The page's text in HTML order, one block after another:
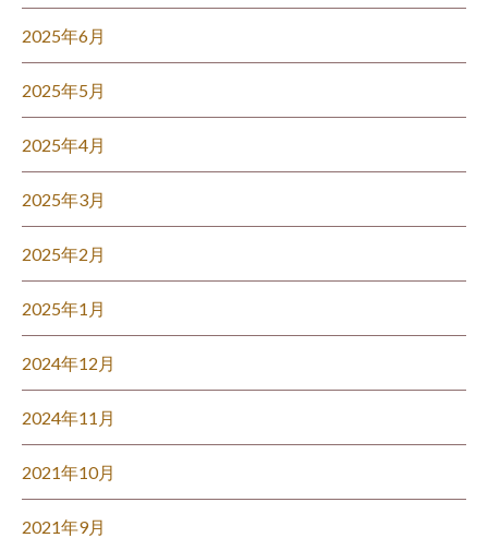
2025年6月
2025年5月
2025年4月
2025年3月
2025年2月
2025年1月
2024年12月
2024年11月
2021年10月
2021年9月